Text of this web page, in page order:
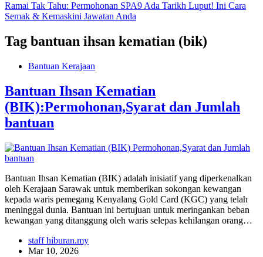
Ramai Tak Tahu: Permohonan SPA9 Ada Tarikh Luput! Ini Cara
Semak & Kemaskini Jawatan Anda
Tag bantuan ihsan kematian (bik)
Bantuan Kerajaan
Bantuan Ihsan Kematian
(BIK):Permohonan,Syarat dan Jumlah
bantuan
Bantuan Ihsan Kematian (BIK) adalah inisiatif yang diperkenalkan
oleh Kerajaan Sarawak untuk memberikan sokongan kewangan
kepada waris pemegang Kenyalang Gold Card (KGC) yang telah
meninggal dunia. Bantuan ini bertujuan untuk meringankan beban
kewangan yang ditanggung oleh waris selepas kehilangan orang…
staff hiburan.my
Mar 10, 2026